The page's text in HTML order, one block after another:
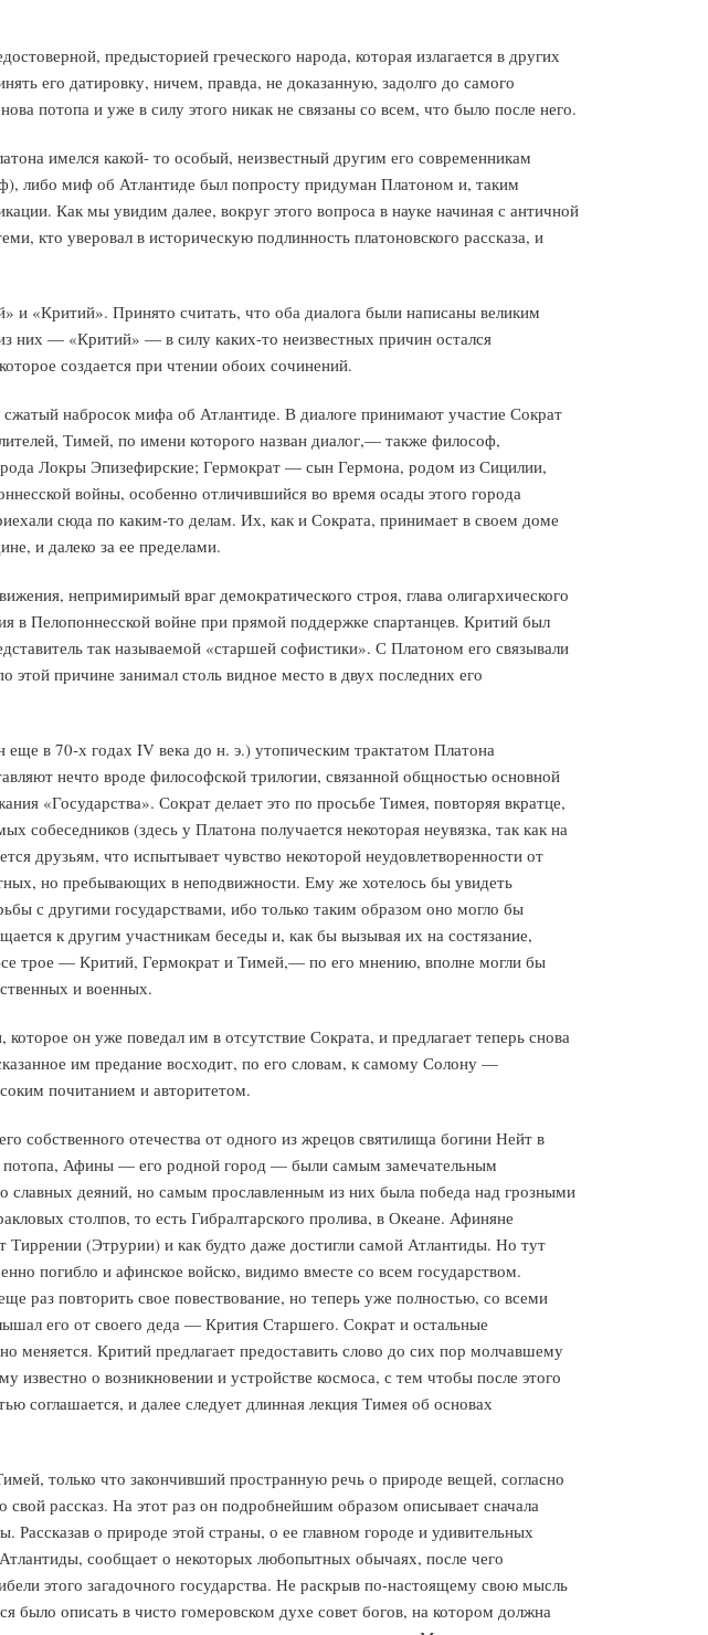
предысторией греческого народа, которая излагается в других
его датировку, ничем, правда, не доказанную, задолго до самого
потопа и уже в силу этого никак не связаны со всем, что было после него.
имелся какой- то особый, неизвестный другим его современникам
либо миф об Атлантиде был попросту придуман Платоном и, таким
Как мы увидим далее, вокруг этого вопроса в науке начиная с античной
кто уверовал в историческую подлинность платоновского рассказа, и
и «Критий». Принято считать, что оба диалога были написаны великим
— «Критий» — в силу каких-то неизвестных причин остался
создается при чтении обоих сочинений.
набросок мифа об Атлантиде. В диалоге принимают участие Сократ
Тимей, по имени которого назван диалог,— также философ,
Локры Эпизефирские; Гермократ — сын Гермона, родом из Сицилии,
войны, особенно отличившийся во время осады этого города
сюда по каким-то делам. Их, как и Сократа, принимает в своем доме
и далеко за ее пределами.
непримиримый враг демократического строя, глава олигархического
в Пелопоннесской войне при прямой поддержке спартанцев. Критий был
так называемой «старшей софистики». С Платоном его связывали
причине занимал столь видное место в двух последних его
в 70-х годах IV века до н. э.) утопическим трактатом Платона
нечто вроде философской трилогии, связанной общностью основной
«Государства». Сократ делает это по просьбе Тимея, повторяя вкратце,
(здесь у Платона получается некоторая неувязка, так как на
друзьям, что испытывает чувство некоторой неудовлетворенности от
но пребывающих в неподвижности. Ему же хотелось бы увидеть
с другими государствами, ибо только таким образом оно могло бы
к другим участникам беседы и, как бы вызывая их на состязание,
трое — Критий, Гермократ и Тимей,— по его мнению, вполне могли бы
и военных.
он уже поведал им в отсутствие Сократа, и предлагает теперь снова
им предание восходит, по его словам, к самому Солону —
почитанием и авторитетом.
собственного отечества от одного из жрецов святилища богини Нейт в
потопа, Афины — его родной город — были самым замечательным
славных деяний, но самым прославленным из них была победа над грозными
столпов, то есть Гибралтарского пролива, в Океане. Афиняне
Тиррении (Этрурии) и как будто даже достигли самой Атлантиды. Но тут
погибло и афинское войско, видимо вместе со всем государством.
раз повторить свое повествование, но теперь уже полностью, со всеми
его от своего деда — Крития Старшего. Сократ и остальные
меняется. Критий предлагает предоставить слово до сих пор молчавшему
о возникновении и устройстве космоса, с тем чтобы после этого
соглашается, и далее следует длинная лекция Тимея об основах
только что закончивший пространную речь о природе вещей, согласно
рассказ. На этот раз он подробнейшим образом описывает сначала
о природе этой страны, о ее главном городе и удивительных
сообщает о некоторых любопытных обычаях, после чего
этого загадочного государства. Не раскрыв по-настоящему свою мысль
описать в чисто гомеровском духе совет богов, на котором должна